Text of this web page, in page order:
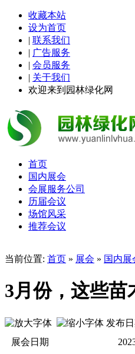
收藏本站
设为首页
| 联系我们
| 广告服务
| 会员服务
| 关于我们
欢迎来到园林绿化网
首页
国内展会
会展服务公司
历届会议
场馆风采
推荐会议
当前位置: 首页 » 展会 » 国内展
3月份，这些
发布
展会日期